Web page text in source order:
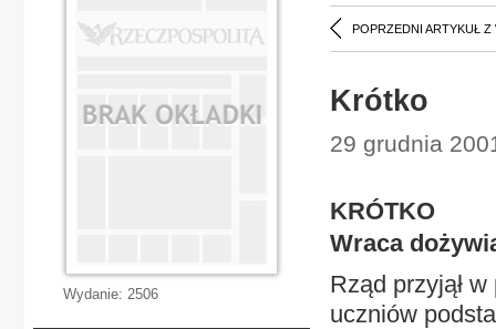
POPRZEDNI ARTYKUŁ Z
Krótko
29 grudnia
KRÓTKO
Wraca
Rząd przyjął
uczniów
Wydanie: 2506